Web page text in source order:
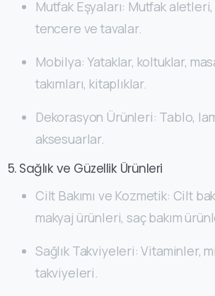
Mutfak Eşyaları: Mutfak aletleri,
tencere ve tavalar.
Mobilya: Yataklar, koltuklar,
takımları, kitaplıklar.
Dekorasyon Ürünleri: Tablo,
aksesuarlar.
5. Sağlık ve Güzellik Ürünleri
Cilt Bakımı ve Kozmetik: Cilt
makyaj ürünleri, saç bakım
Sağlık Takviyeleri: Vitaminler,
takviyeleri.